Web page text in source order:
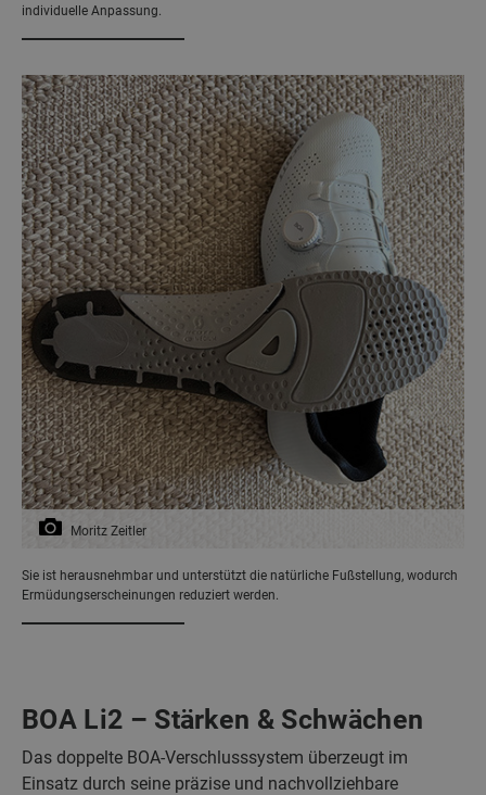
individuelle Anpassung.
Moritz Zeitler
Sie ist herausnehmbar und unterstützt die natürliche Fußstellung, wodurch
Ermüdungserscheinungen reduziert werden.
BOA Li2 – Stärken & Schwächen
Das doppelte BOA-Verschlusssystem überzeugt im
Einsatz durch seine präzise und nachvollziehbare